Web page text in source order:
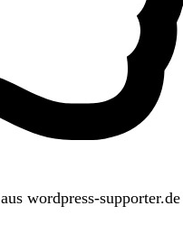
aus wordpress-